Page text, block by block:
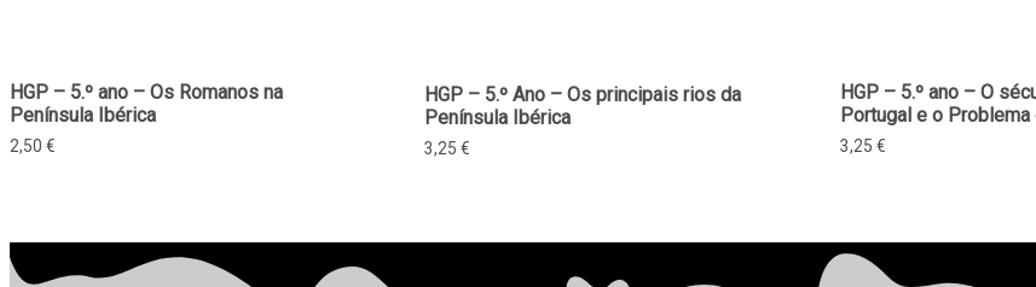
HGP – 5.º ano – Os Romanos na
Península Ibérica
2,50 €
HGP – 5.º Ano – Os principais rios da
Península Ibérica
3,25€
HGP – 5.º ano – O
Portugal e o
3,25 €